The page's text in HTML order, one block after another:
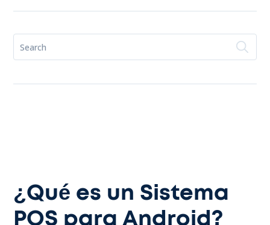
¿Qué es un Sistema
POS para Android?